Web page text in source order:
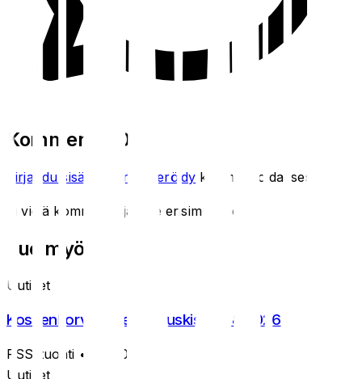
Kommentit ( 0
Kirjaudu sisään rekisteröidy kommentoidaksesi.
Ei vielä kommentteja. Ole ensimmäinen!
Lue myös
Uutiset
Koskenkorvan mestaruuskisat 3.8.2026
RSS-tuonti • 6.8.2026
Uutiset